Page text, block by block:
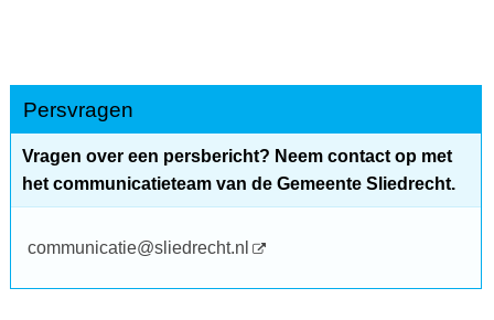
Persvragen
Vragen over een persbericht? Neem contact op met
het communicatieteam van de Gemeente Sliedrecht.
communicatie@sliedrecht.nl